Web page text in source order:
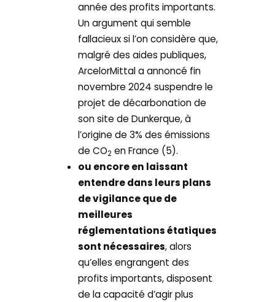
année des profits importants.
Un argument qui semble
fallacieux si l’on considère que,
malgré des aides publiques,
ArcelorMittal a annoncé fin
novembre 2024 suspendre le
projet de décarbonation de
son site de Dunkerque, à
l’origine de 3% des émissions
de CO2 en France (5).
ou encore en laissant
entendre dans leurs plans
de vigilance que de
meilleures
réglementations étatiques
sont nécessaires, alors
qu’elles engrangent des
profits importants, disposent
de la capacité d’agir plus